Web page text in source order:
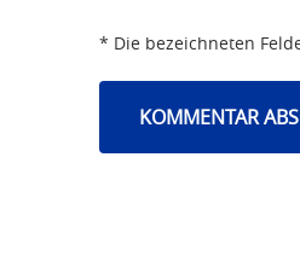
* Die bezeichneten